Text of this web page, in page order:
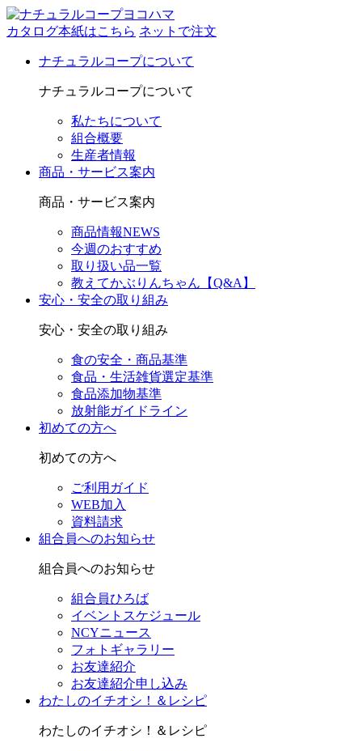
カタログ本紙はこちら ネットで注文
ナチュラルコープについて
ナチュラルコープについて
私たちについて
組合概要
生産者情報
商品・サービス案内
商品・サービス案内
商品情報NEWS
今週のおすすめ
取り扱い品一覧
教えてかぶりんちゃん【Q&A】
安心・安全の取り組み
安心・安全の取り組み
食の安全・商品基準
食品・生活雑貨選定基準
食品添加物基準
放射能ガイドライン
初めての方へ
初めての方へ
ご利用ガイド
WEB加入
資料請求
組合員へのお知らせ
組合員へのお知らせ
組合員ひろば
イベントスケジュール
NCYニュース
フォトギャラリー
お友達紹介
お友達紹介申し込み
わたしのイチオシ！＆レシピ
わたしのイチオシ！＆レシピ